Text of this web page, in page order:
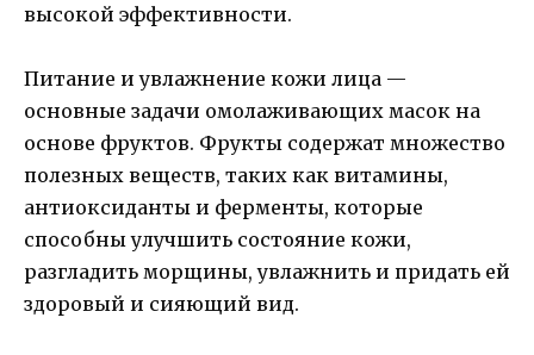
высокой эффективности.
Питание и увлажнение кожи лица —
основные задачи омолаживающих масок на
основе фруктов. Фрукты содержат множество
полезных веществ, таких как витамины,
антиоксиданты и ферменты, которые
способны улучшить состояние кожи,
разгладить морщины, увлажнить и придать ей
здоровый и сияющий вид.